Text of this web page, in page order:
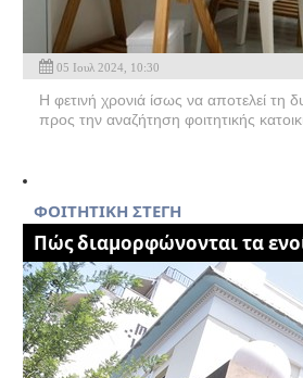
05 Ιουλ 2024, 10:30
Η φετινή χρονιά ίσως να αποτελεί
προς την αναζήτηση φοιτητικής
ΦΟΙΤΗΤΙΚΗ ΣΤΕΓΗ
Πώς διαμορφώνονται τα